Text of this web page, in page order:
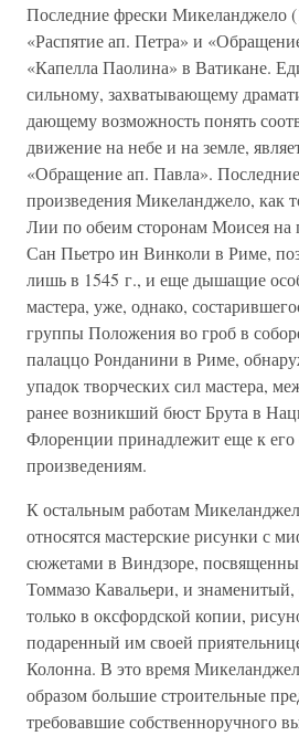
Последние фрески Микеланджело
«Распятие ап. Петра» и
«Капелла Паолина» в Ватикане.
сильному, захватывающему
дающему возможность понять
движение на небе и на земле,
«Обращение ап. Павла».
произведения Микеланджело, как
Лии по обеим сторонам Моисея
Сан Пьетро ин Винколи в Риме,
лишь в 1545 г., и еще дышащие
мастера, уже, однако,
группы Положения во гроб в
палаццо Ронданини в Риме,
упадок творческих сил мастера,
ранее возникший бюст Брута в
Флоренции принадлежит еще к
произведениям.
К остальным работам
относятся мастерские рисунки с
сюжетами в Виндзоре,
Томмазо Кавальери, и
только в оксфордской копии,
подаренный им своей
Колонна. В это время
образом большие строительные
требовавшие собственноручного